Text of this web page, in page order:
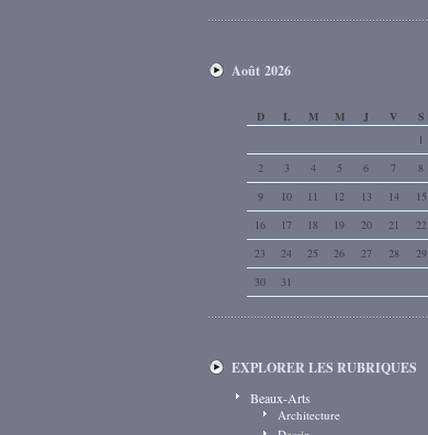
Août 2026
D L M M J V
S
1
2
3 4 5 6 7
8
9
10 11 12 13 14
15
16
17 18 19 20 21
22
23
24 25 26 27 28
29
30
31
EXPLORER LES RUBRIQUES
Beaux-Arts
Architecture